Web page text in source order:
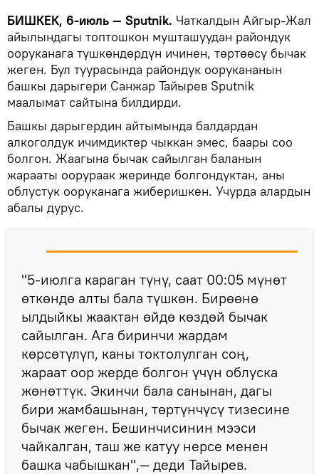
БИШКЕК, 6-июль — Sputnik. Чаткалдын Айгыр-Жал
айылындагы топтошкон мушташуудан райондук
ооруканага түшкөндөрдүн ичинен, төртөөсү бычак
жеген. Бул туурасында райондук оорукананын
башкы дарыгери Санжар Тайырев Sputnik
маалымат сайтына билдирди.
Башкы дарыгердин айтымында балдардан
алкоголдук ичимдиктер чыккан эмес, баары соо
болгон. Жаагына бычак сайылган баланын
жарааты оорураак жеринде болгондуктан, аны
облустук ооруканага жиберишкен. Учурда алардын
абалы дурус.
"5-июлга караган түнү, саат 00:05 мүнөт
өткөндө алты бала түшкөн. Бирөөнө
ылдыйкы жаактан өйдө көздөй бычак
сайылган. Ага биринчи жардам
көрсөтүлүп, каны токтолулган соң,
жараат оор жерде болгон үчүн облуска
жөнөттүк. Экинчи бала санынан, дагы
бири жамбашынан, төртүнчүсү тизесине
бычак жеген. Бешинчисинин мээси
чайкалган, таш же катуу нерсе менен
башка чабышкан",— деди Тайырев.